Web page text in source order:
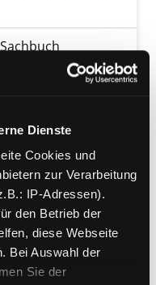
Dienste
Cookies und
zur Verarbeitung
IP-Adressen).
den Betrieb der
diese Webseite
Bei Auswahl der
Sie der
Sachbuch
Appetit auf
Birgit
Rund um
Kinderbuch
Welt
Appetit auf